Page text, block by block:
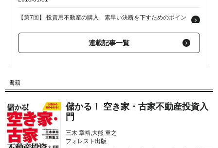
【第7回】 投資用不動産の購入 素早い決断を下すためのポイン
【第6回】 空き家・古屋の購入･･･物件に見合う予算を算出する
方法①
連載記事一覧
書籍
儲かる！ 空き家・古家不動産投資入
門
三木 章裕,大熊 重之
フォレスト出版